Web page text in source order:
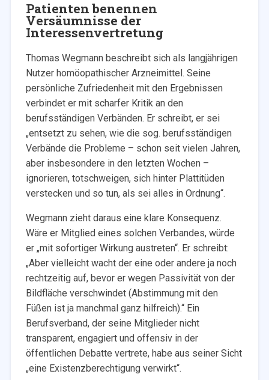
Patienten benennen
Versäumnisse der
Interessenvertretung
Thomas Wegmann beschreibt sich als langjährigen
Nutzer homöopathischer Arzneimittel. Seine
persönliche Zufriedenheit mit den Ergebnissen
verbindet er mit scharfer Kritik an den
berufsständigen Verbänden. Er schreibt, er sei
„entsetzt zu sehen, wie die sog. berufsständigen
Verbände die Probleme – schon seit vielen Jahren,
aber insbesondere in den letzten Wochen –
ignorieren, totschweigen, sich hinter Plattitüden
verstecken und so tun, als sei alles in Ordnung“.
Wegmann zieht daraus eine klare Konsequenz.
Wäre er Mitglied eines solchen Verbandes, würde
er „mit sofortiger Wirkung austreten“. Er schreibt:
„Aber vielleicht wacht der eine oder andere ja noch
rechtzeitig auf, bevor er wegen Passivität von der
Bildfläche verschwindet (Abstimmung mit den
Füßen ist ja manchmal ganz hilfreich).“ Ein
Berufsverband, der seine Mitglieder nicht
transparent, engagiert und offensiv in der
öffentlichen Debatte vertrete, habe aus seiner Sicht
„eine Existenzberechtigung verwirkt“.